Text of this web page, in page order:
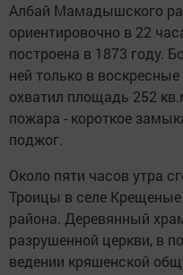
Албай Мамадышского
ориентировочно в 22
построена в 1873 году.
ней только в
охватил площадь 252
пожара - короткое
поджог.
Около пяти часов утра
Троицы в селе
района. Деревянный
разрушенной церкви, в
ведении кряшенской